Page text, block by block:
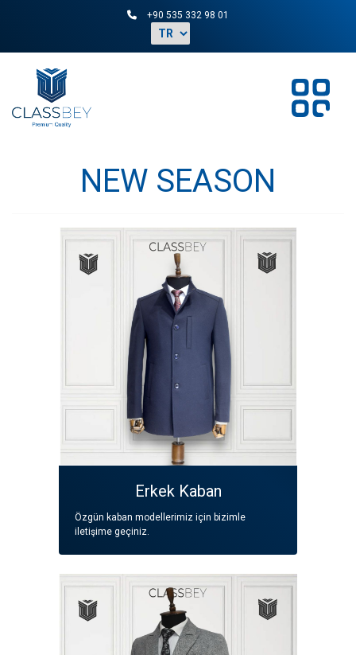
+90 535 332 98 01
NEW SEASON
Erkek Kaban
Özgün kaban modellerimiz için bizimle
iletişime geçiniz.